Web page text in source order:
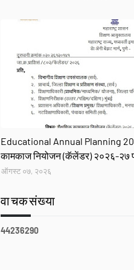
Educational Annual Planning
कामकाज नियोजन (कॅलेंडर) २०२६-२७
ऑगस्ट ०७, २०२६
वाचकसंख्या
44236290